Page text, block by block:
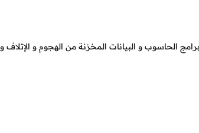
الحاسوب و البيانات المخزنة من الهجوم و الإتلاف